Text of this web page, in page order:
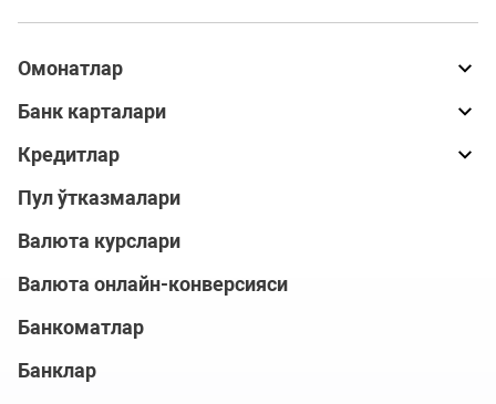
Омонатлар
Банк карталари
Кредитлар
Пул ўтказмалари
Валюта курслари
Валюта онлайн-конверсияси
Банкоматлар
Банклар